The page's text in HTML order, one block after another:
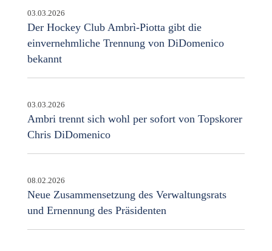
03.03.2026
Der Hockey Club Ambrì-Piotta gibt die
einvernehmliche Trennung von DiDomenico
bekannt
03.03.2026
Ambri trennt sich wohl per sofort von Topskorer
Chris DiDomenico
08.02.2026
Neue Zusammensetzung des Verwaltungsrats
und Ernennung des Präsidenten